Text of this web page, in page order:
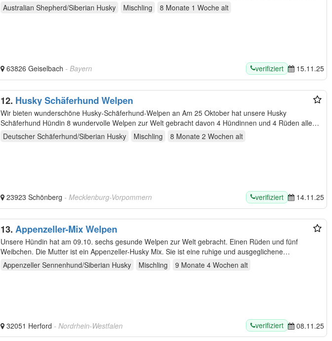
Australian Shepherd/Siberian Husky
Mischling 8 Monate 1 Woche alt
63826 Geiselbach - Bayern verifiziert 15.11.25
12. Husky Schäferhund Welpen
Wir bieten wunderschöne Husky-Schäferhund-Welpen an Am 25 Oktober hat unsere Husky
Schäferhund Hündin 8 wundervolle Welpen zur Welt gebracht davon 4 Hündinnen und 4 Rüden alle
sind gesund zur Welt…
Deutscher Schäferhund/Siberian Husky Mischling 8 Monate 2 Wochen alt
23923 Schönberg - Mecklenburg-Vorpommern verifiziert 14.11.25
13. Appenzeller-Mix Welpen
Unsere Hündin hat am 09.10. sechs gesunde Welpen zur Welt gebracht. Einen Rüden und fünf
Weibchen. Die Mutter ist ein Appenzeller-Husky Mix. Sie ist eine ruhige und ausgeglichene
Familienhündin.…
Appenzeller Sennenhund/Siberian Husky Mischling 9 Monate 4 Wochen alt
32051 Herford - Nordrhein-Westfalen verifiziert 08.11.25